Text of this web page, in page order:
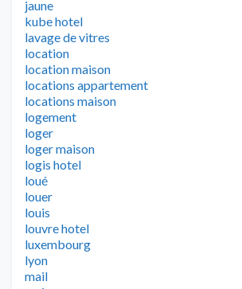
jaune
kube hotel
lavage de vitres
location
location maison
locations appartement
locations maison
logement
loger
loger maison
logis hotel
loué
louer
louis
louvre hotel
luxembourg
lyon
mail